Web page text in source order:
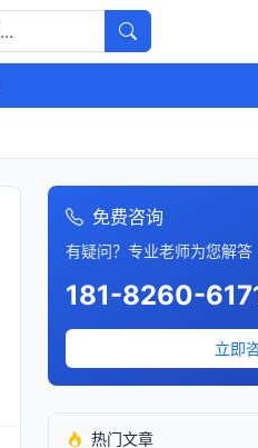
免费咨询
有疑问？专业老师为您解答
181-8260-
立即
热门文章